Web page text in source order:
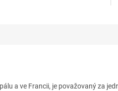
a ve Francii, je pova­žovaný za